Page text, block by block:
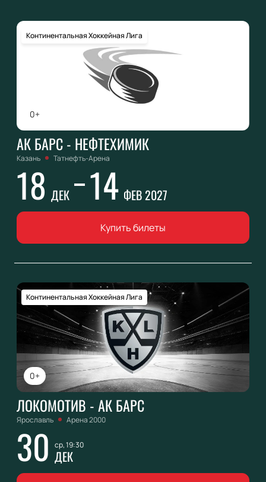
0+
Континентальная Хоккейная Лига
АК БАРС - НЕФТЕХИМИК
Казань Татнефть-Арена
18 ДЕК 14 ФЕВ 2027
Купить билеты
0+
Континентальная Хоккейная Лига
ЛОКОМОТИВ - АК БАРС
Ярославль Арена 2000
30 ср, 19:30
ДЕК